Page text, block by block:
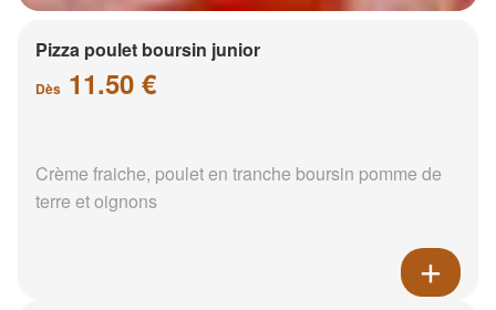
Pizza poulet boursin junior
Dès 11.50 €
Crème fraiche, poulet en tranche boursin pomme de
terre et oignons